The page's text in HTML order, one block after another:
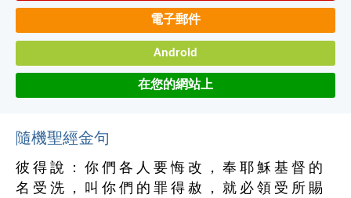
電子郵件
Android
在您的網站上
隨機聖經金句
彼 得 說 ： 你 們 各 人 要 悔 改 ， 奉 耶 穌 基 督 的
名 受 洗 ， 叫 你 們 的 罪 得 赦 ， 就 必 領 受 所 賜